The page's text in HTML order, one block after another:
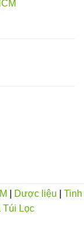
Dược liệu
Tinh
Túi Lọc